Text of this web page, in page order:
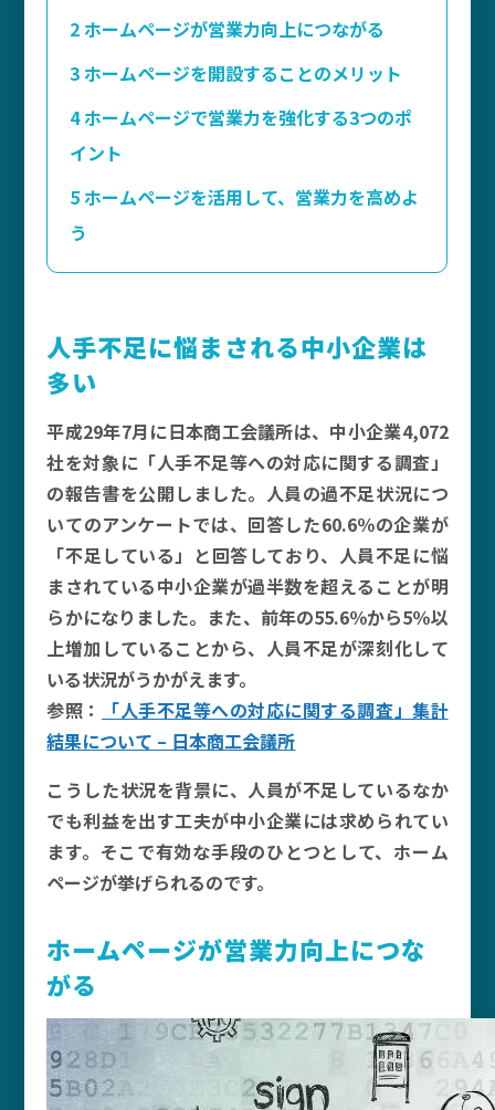
2ホームページが営業力向上につながる
3ホームページを開設することのメリット
4ホームページで営業力を強化する3つのポ
イント
5ホームページを活用して、営業力を高めよ
う
人手不足に悩まされる中小企業は
多い
平成29年7月に日本商工会議所は、中小企業4,072
社を対象に「人手不足等への対応に関する調査」
の報告書を公開しました。人員の過不足状況につ
いてのアンケートでは、回答した60.6％の企業が
「不足している」と回答しており、人員不足に悩
まされている中小企業が過半数を超えることが明
らかになりました。また、前年の55.6％から5％以
上増加していることから、人員不足が深刻化して
いる状況がうかがえます。
参照：
「人手不足等への対応に関する調査」集計
結果について – 日本商工会議所
こうした状況を背景に、人員が不足しているなか
でも利益を出す工夫が中小企業には求められてい
ます。そこで有効な手段のひとつとして、ホーム
ページが挙げられるのです。
ホームページが営業力向上につな
がる